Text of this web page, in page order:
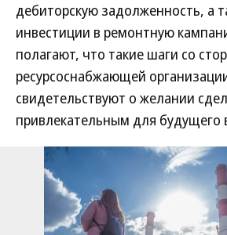
дебиторскую задолженность, а
инвестиции в ремонтную
полагают, что такие шаги со
ресурсоснабжающей
свидетельствуют о желании
привлекательным для будущего